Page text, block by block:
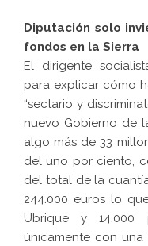
Diputación solo
fondos en la Sierra
El dirigente
para explicar cómo
“sectario y
nuevo Gobierno de
algo más de 33
del uno por ciento,
del total de la
244.000 euros lo
Ubrique y 14.000
únicamente con